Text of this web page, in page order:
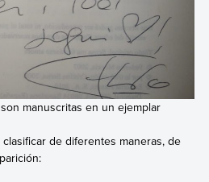
manuscritas en un ejemplar
de diferentes maneras, de